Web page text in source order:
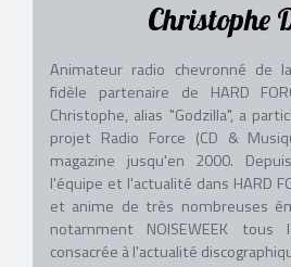
Christophe
Animateur radio chevronné de
fidèle partenaire de HARD
Christophe, alias "Godzilla", a
projet Radio Force (CD &
magazine jusqu'en 2000.
l'équipe et l'actualité dans HARD
et anime de très nombreuses
notamment NOISEWEEK tous
consacrée à l'actualité